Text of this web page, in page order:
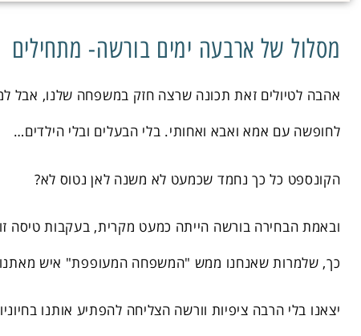
מסלול של ארבעה ימים בורשה- מתחילים
אהבה לטיולים זאת תכונה שרצה חזק במשפחה שלנו, אבל
לחופשה עם אמא ואבא ואחותי. בלי הבעלים ובלי הילדים…
הקונספט כל כך נחמד שכמעט לא משנה לאן נטוס לא?
ובאמת הבחירה בורשה הייתה כמעט מקרית, בעקבות טיסה
כך, שלמרות שאנחנו ממש "המשפחה המעופפת" איש מאתנו
יצאנו בלי הרבה ציפיות וורשה הצליחה להפתיע אותנו